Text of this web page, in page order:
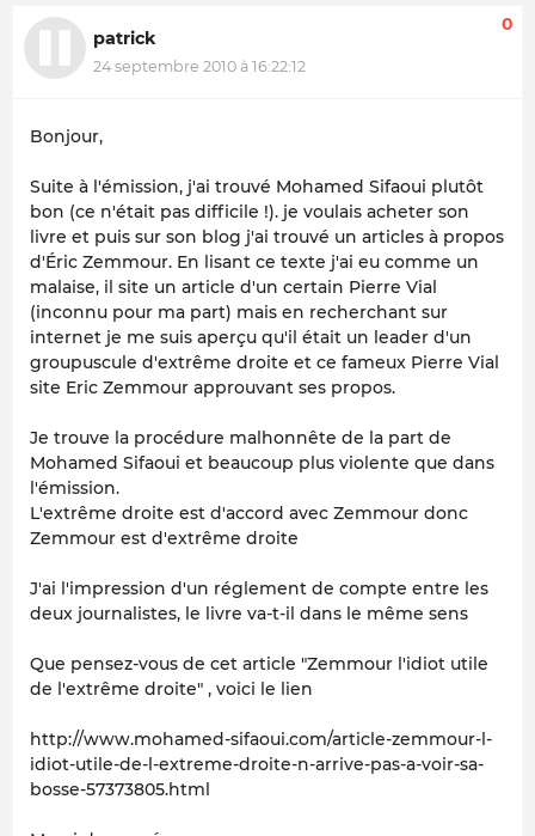
patrick
24 septembre 2010 à 16:22:12
0
Bonjour,
Suite à l'émission, j'ai trouvé Mohamed Sifaoui plutôt
bon (ce n'était pas difficile !). je voulais acheter son
livre et puis sur son blog j'ai trouvé un articles à propos
d'Éric Zemmour. En lisant ce texte j'ai eu comme un
malaise, il site un article d'un certain Pierre Vial
(inconnu pour ma part) mais en recherchant sur
internet je me suis aperçu qu'il était un leader d'un
groupuscule d'extrême droite et ce fameux Pierre Vial
site Eric Zemmour approuvant ses propos.
Je trouve la procédure malhonnête de la part de
Mohamed Sifaoui et beaucoup plus violente que dans
l'émission.
L'extrême droite est d'accord avec Zemmour donc
Zemmour est d'extrême droite
J'ai l'impression d'un réglement de compte entre les
deux journalistes, le livre va-t-il dans le même sens
Que pensez-vous de cet article "Zemmour l'idiot utile
de l'extrême droite" , voici le lien
http://www.mohamed-sifaoui.com/article-zemmour-l-
idiot-utile-de-l-extreme-droite-n-arrive-pas-a-voir-sa-
bosse-57373805.html